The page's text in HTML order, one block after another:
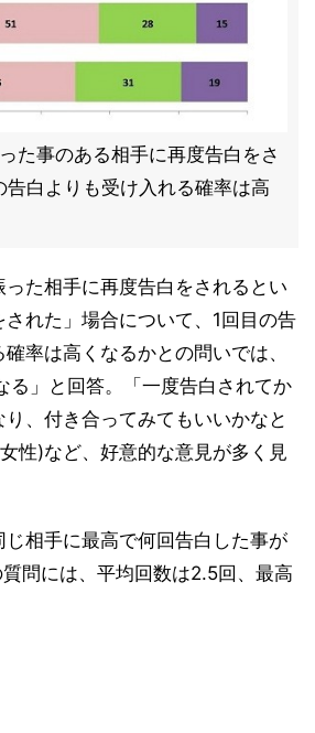
た事のある相手に再度告白をさ
告白よりも受け入れる確率は高
た相手に再度告白をされるとい
された」場合について、1回目の告
率は高くなるかとの問いでは、
る」と回答。「一度告白されてか
、付き合ってみてもいいかなと
性)など、好意的な意見が多く見
じ相手に最高で何回告白した事が
問には、平均回数は2.5回、最高